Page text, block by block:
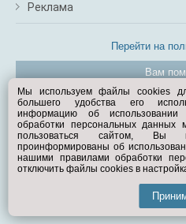
Реклама
Перейти на
Вам
© Exist.ru
Мы используем файлы cookies
большего удобства его
информацию об
обработки персональных
пользоваться сайтом, Вы
проинформированы об
нашими правилами обработки
отключить файлы cookies в